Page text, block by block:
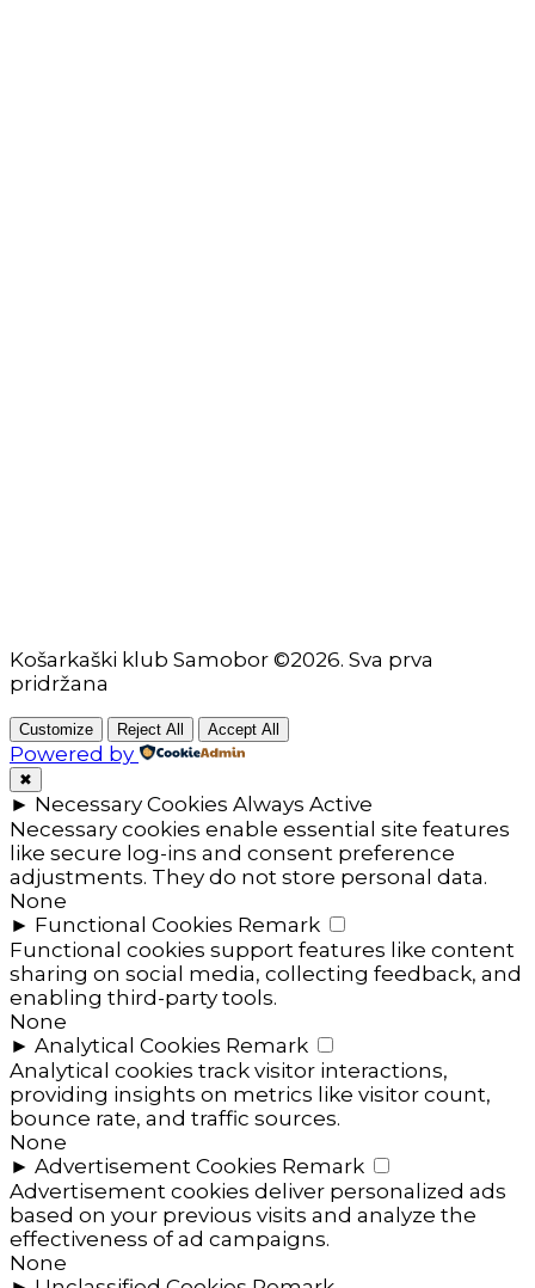
Košarkaški klub Samobor ©2026. Sva prva
pridržana
Customize Reject All Accept All
Powered by
✖
► Necessary Cookies Always Active
Necessary cookies enable essential site features
like secure log-ins and consent preference
adjustments. They do not store personal data.
None
► Functional Cookies Remark
Functional cookies support features like content
sharing on social media, collecting feedback, and
enabling third-party tools.
None
► Analytical Cookies Remark
Analytical cookies track visitor interactions,
providing insights on metrics like visitor count,
bounce rate, and traffic sources.
None
► Advertisement Cookies Remark
Advertisement cookies deliver personalized ads
based on your previous visits and analyze the
effectiveness of ad campaigns.
None